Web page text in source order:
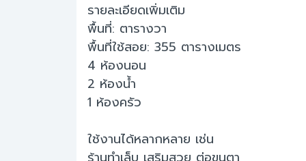
รายละเอียดเพิ่มเติม
พื้นที่: ตารางวา
พื้นที่ใช้สอย: 355 ตารางเมตร
4 ห้องนอน
2 ห้องน้ำ
1 ห้องครัว
ใช้งานได้หลากหลาย เช่น